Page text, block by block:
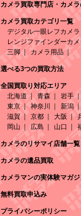
カメラ買取専門店・カメ
カメラ買取カテゴリ一覧
デジタル一眼レフカメラ
レンジファインダーカメ
三脚
カメラ用品
選べる3つの買取方法
全国買取り対応エリア
北海道
青森 岩手
東京
神奈川 新潟
滋賀
京都 大阪
岡山
広島 山口
カメラのリサマイ店舗一覧
カメラの遺品買取
カメラマンの実体験マガ
無料買取申込み
プライバシーポリシー